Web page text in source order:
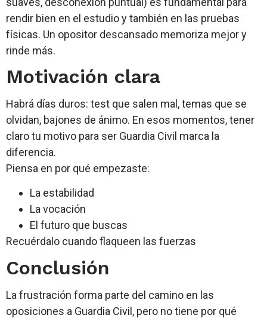
rendir bien en el estudio y también en las pruebas
físicas. Un opositor descansado memoriza mejor y
rinde más.
Motivación clara
Habrá días duros: test que salen mal, temas que se
olvidan, bajones de ánimo. En esos momentos, tener
claro tu motivo para ser Guardia Civil marca la
diferencia.
Piensa en por qué empezaste:
La estabilidad
La vocación
El futuro que buscas
Recuérdalo cuando flaqueen las fuerzas
Conclusión
La frustración forma parte del camino en las
oposiciones a Guardia Civil, pero no tiene por qué